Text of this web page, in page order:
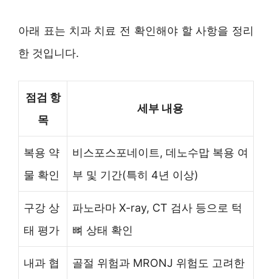
아래 표는 치과 치료 전 확인해야 할 사항을 정리
한 것입니다.
점검 항
목
세부 내용
복용 약
물 확인
비스포스포네이트, 데노수맙 복용 여
부 및 기간(특히 4년 이상)
구강 상
태 평가
파노라마 X-ray, CT 검사 등으로 턱
뼈 상태 확인
내과 협
골절 위험과 MRONJ 위험도 고려한